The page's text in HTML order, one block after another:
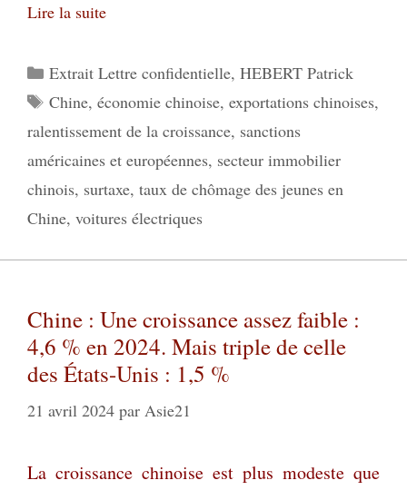
Lire la suite
Catégories
Extrait Lettre confidentielle, HEBERT Patrick
Étiquettes
Chine, économie chinoise, exportations chinoises,
ralentissement de la croissance, sanctions
américaines et européennes, secteur immobilier
chinois, surtaxe, taux de chômage des jeunes en
Chine, voitures électriques
Chine : Une croissance assez faible :
4,6 % en 2024. Mais triple de celle
des États-Unis : 1,5 %
21 avril 2024 par Asie21
La croissance chinoise est plus modeste que